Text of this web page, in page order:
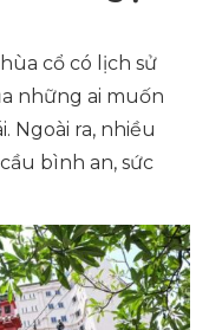
cổ có lịch sử
những ai muốn
Ngoài ra, nhiều
bình an, sức